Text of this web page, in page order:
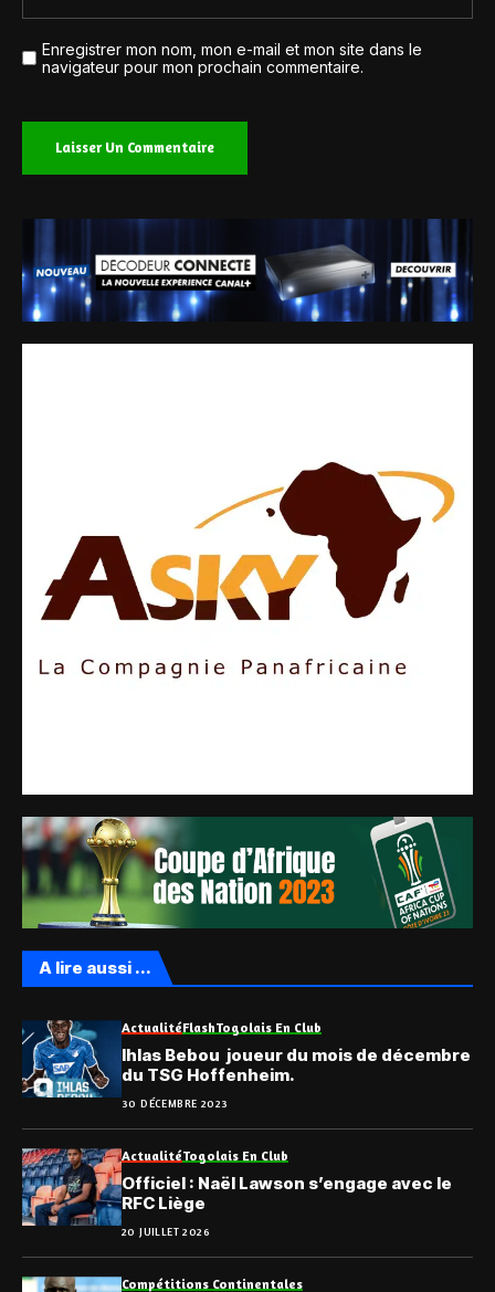
Enregistrer mon nom, mon e-mail et mon site dans le
navigateur pour mon prochain commentaire.
A lire aussi ...
ActualitéFlashTogolais En Club
Ihlas Bebou joueur du mois de décembre
du TSG Hoffenheim.
30 DÉCEMBRE 2023
ActualitéTogolais En Club
Officiel : Naël Lawson s’engage avec le
RFC Liège
20 JUILLET 2026
Compétitions Continentales